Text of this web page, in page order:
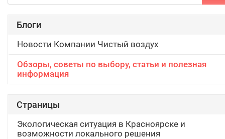
Блоги
Новости Компании Чистый воздух
Обзоры, советы по выбору, статьи и полезная
информация
Страницы
Экологическая ситуация в Красноярске и
возможности локального решения